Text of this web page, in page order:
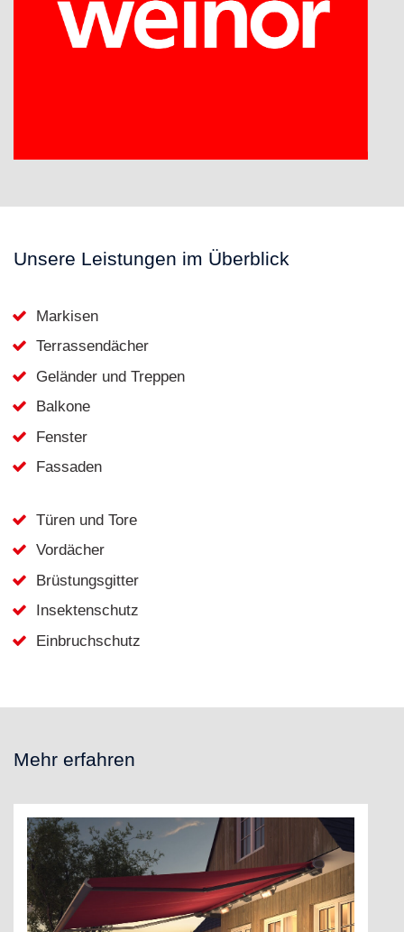
Unsere Leistungen im Überblick
Markisen
Terrassendächer
Geländer und Treppen
Balkone
Fenster
Fassaden
Türen und Tore
Vordächer
Brüstungsgitter
Insektenschutz
Einbruchschutz
Mehr erfahren